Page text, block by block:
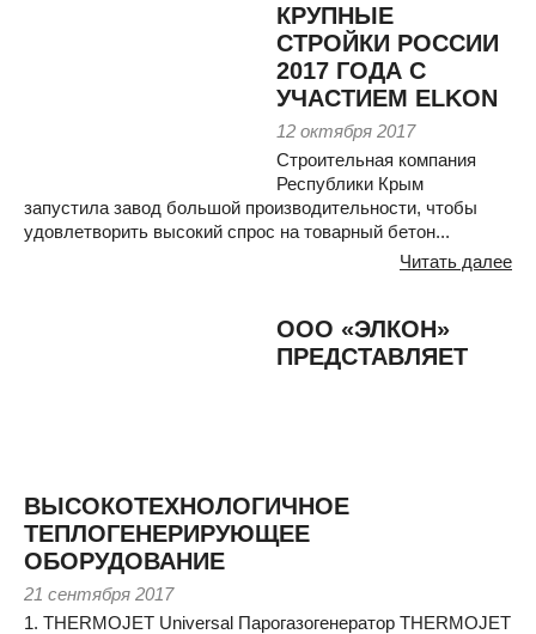
КРУПНЫЕ
СТРОЙКИ РОССИИ
2017 ГОДА С
УЧАСТИЕМ ELKON
12 октября 2017
Строительная компания
Республики Крым
запустила завод большой производительности, чтобы
удовлетворить высокий спрос на товарный бетон...
Читать далее
ООО «ЭЛКОН»
ПРЕДСТАВЛЯЕТ
ВЫСОКОТЕХНОЛОГИЧНОЕ
ТЕПЛОГЕНЕРИРУЮЩЕЕ
ОБОРУДОВАНИЕ
21 сентября 2017
1. THERMOJET Universal Парогазогенератор THERMOJET